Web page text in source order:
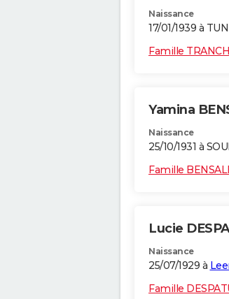
Naissance
17/01/1939 à
Famille
Yamina
Naissance
25/10/1931 à
Famille
Lucie
Naissance
25/07/1929 à
Famille